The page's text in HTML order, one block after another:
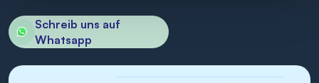
Schreib uns auf
Whatsapp